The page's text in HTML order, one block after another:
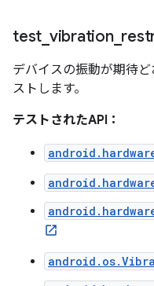
test vibration_
デバイスの振動が期待
ストします。
テストされたAPI：